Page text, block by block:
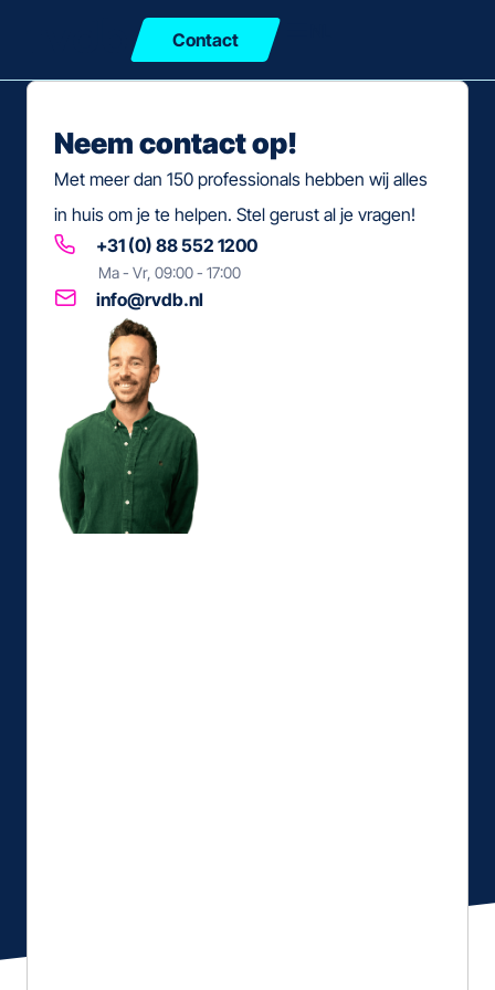
Contact
Neem contact op!
Met meer dan 150 professionals hebben wij alles
in huis om je te helpen. Stel gerust al je vragen!
+31 (0) 88 552 1200
Ma - Vr, 09:00 - 17:00
info@rvdb.nl